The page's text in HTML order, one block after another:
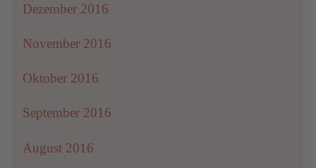
Dezember 2016
November 2016
Oktober 2016
September 2016
August 2016